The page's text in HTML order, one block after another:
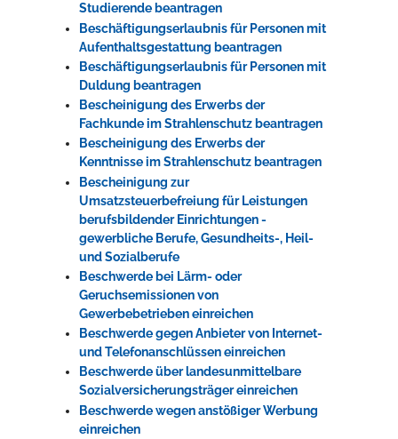
Studierende beantragen
Beschäftigungserlaubnis für Personen mit
Aufenthaltsgestattung beantragen
Beschäftigungserlaubnis für Personen mit
Duldung beantragen
Bescheinigung des Erwerbs der
Fachkunde im Strahlenschutz beantragen
Bescheinigung des Erwerbs der
Kenntnisse im Strahlenschutz beantragen
Bescheinigung zur
Umsatzsteuerbefreiung für Leistungen
berufsbildender Einrichtungen -
gewerbliche Berufe, Gesundheits-, Heil-
und Sozialberufe
Beschwerde bei Lärm- oder
Geruchsemissionen von
Gewerbebetrieben einreichen
Beschwerde gegen Anbieter von Internet-
und Telefonanschlüssen einreichen
Beschwerde über landesunmittelbare
Sozialversicherungsträger einreichen
Beschwerde wegen anstößiger Werbung
einreichen